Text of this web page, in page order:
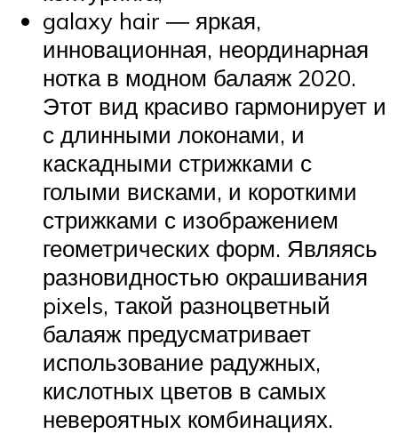
galaxy hair ― яркая,
инновационная, неординарная
нотка в модном балаяж 2020.
Этот вид красиво гармонирует и
с длинными локонами, и
каскадными стрижками с
голыми висками, и короткими
стрижками с изображением
геометрических форм. Являясь
разновидностью окрашивания
pixels, такой разноцветный
балаяж предусматривает
использование радужных,
кислотных цветов в самых
невероятных комбинациях.